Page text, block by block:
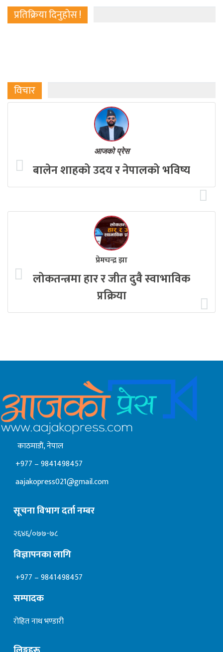
प्रतिक्रिया दिनुहोस !
विचार
आजको प्रेस
बालेन शाहको उदय र नेपालको भविष्य
प्रेमचन्द्र झा
लोकतन्त्रमा हार र जीत दुवै स्वाभाविक
प्रक्रिया
काठमाडाैं, नेपाल
+977 – 9841498457
aajakopress021@gmail.com
सूचना विभाग दर्ता नम्बर
२६४६/०७७-७८
विज्ञापनका लागि
+977 – 9841498457
सम्पादक
रोहित नाथ भण्डारी